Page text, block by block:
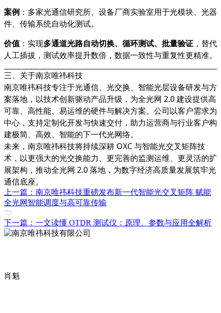
案例 ：多家光通信研究所、设备厂商实验室用于光模块、光器
件、传输系统自动化测试。
价值 ：实现多通道光路自动切换、循环测试、批量验证 ，替代
人工插拔，测试效率提升数倍，数据一致性与重复性更精准。
三、关于南京唯祎科技
南京唯祎科技专注于光通信、光交换、智能光层设备研发与方
案落地，以技术创新驱动产品升级，为全光网 2.0 建设提供高
可靠、高性能、易运维的硬件与解决方案。公司以客户需求为
中心，支持定制化开发与快速交付，助力运营商与行业客户构
建极简、高效、智能的下一代光网络。
未来，南京唯祎科技将持续深耕 OXC 与智能光交叉矩阵技
术，以更强大的光交换能力、更完善的监测运维、更灵活的扩
展架构，推动全光网 2.0 落地，为数字经济高质量发展筑牢光
通信底座。
上一篇：南京唯祎科技重磅发布新一代智能光交叉矩阵 赋能
全光网智能调度与高可靠传输
下一篇：一文读懂 OTDR 测试仪：原理、参数与应用全解析
肖魁